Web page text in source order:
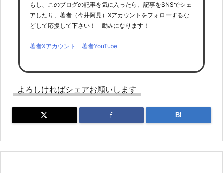
もし、このブログの記事を気に入ったら、記事をSNSでシェ
アしたり、著者（今井阿見）Xアカウントをフォローするな
どして応援して下さい！ 励みになります！
著者Xアカウント 著者YouTube
よろしければシェアお願いします
B!